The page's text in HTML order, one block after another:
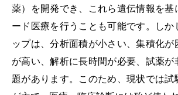
薬）を開発でき、これら遺伝情報を基
ード医療を行うことも可能です。しか
ップは、分析面積が小さい、集積化が
が高い、解析に長時間が必要、試薬が
題があります。このため、現状では試